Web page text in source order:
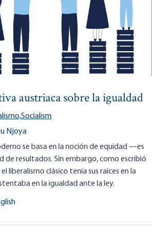
austriaca sobre la igualdad
Socialism
Njoya
se basa en la noción de equidad —es
de resultados. Sin embargo, como escribió
liberalismo clásico tenía sus raíces en la
en la igualdad ante la ley.